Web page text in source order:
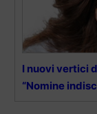
I nuovi vertici
“Nomine